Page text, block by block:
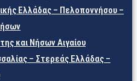
Ελλάδας – Πελοποννήσου –
και Νήσων Αιγαίου
– Στερεάς Ελλάδας –